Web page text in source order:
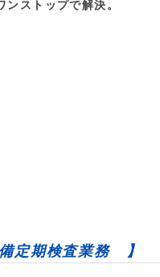
ストップで解決。
定期検査業務 】